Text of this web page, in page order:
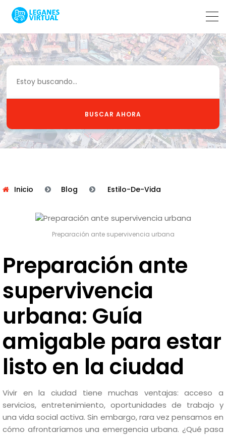
BUSCAR AHORA
Inicio Blog Estilo-De-Vida
Preparación ante supervivencia urbana
Preparación ante
supervivencia
urbana: Guía
amigable para estar
listo en la ciudad
Vivir en la ciudad tiene muchas ventajas: acceso a
servicios, entretenimiento, oportunidades de trabajo y
una vida social activa. Sin embargo, rara vez pensamos en
cómo afrontaríamos una emergencia urbana. ¿Qué pasa